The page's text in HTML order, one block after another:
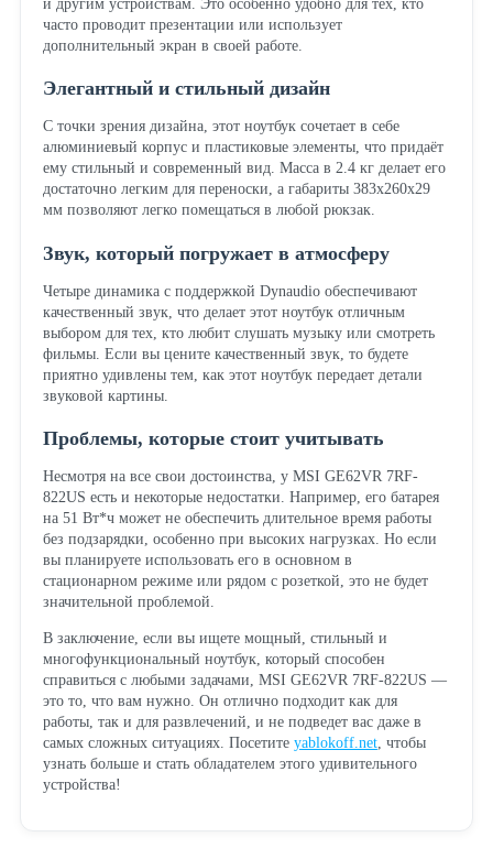
и другим устройствам. Это особенно удобно для тех, кто
часто проводит презентации или использует
дополнительный экран в своей работе.
Элегантный и стильный дизайн
С точки зрения дизайна, этот ноутбук сочетает в себе
алюминиевый корпус и пластиковые элементы, что придаёт
ему стильный и современный вид. Масса в 2.4 кг делает его
достаточно легким для переноски, а габариты 383x260x29
мм позволяют легко помещаться в любой рюкзак.
Звук, который погружает в атмосферу
Четыре динамика с поддержкой Dynaudio обеспечивают
качественный звук, что делает этот ноутбук отличным
выбором для тех, кто любит слушать музыку или смотреть
фильмы. Если вы цените качественный звук, то будете
приятно удивлены тем, как этот ноутбук передает детали
звуковой картины.
Проблемы, которые стоит учитывать
Несмотря на все свои достоинства, у MSI GE62VR 7RF-
822US есть и некоторые недостатки. Например, его батарея
на 51 Вт*ч может не обеспечить длительное время работы
без подзарядки, особенно при высоких нагрузках. Но если
вы планируете использовать его в основном в
стационарном режиме или рядом с розеткой, это не будет
значительной проблемой.
В заключение, если вы ищете мощный, стильный и
многофункциональный ноутбук, который способен
справиться с любыми задачами, MSI GE62VR 7RF-822US —
это то, что вам нужно. Он отлично подходит как для
работы, так и для развлечений, и не подведет вас даже в
самых сложных ситуациях. Посетите yablokoff.net, чтобы
узнать больше и стать обладателем этого удивительного
устройства!